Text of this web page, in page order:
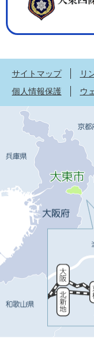
サイトマップ
リ
個人情報保護
ウ